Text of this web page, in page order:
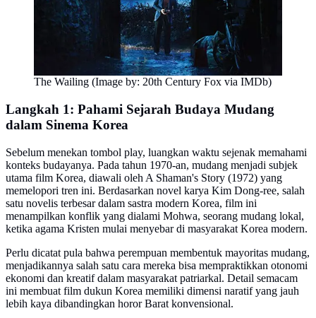
The Wailing (Image by: 20th Century Fox via IMDb)
Langkah 1: Pahami Sejarah Budaya Mudang
dalam Sinema Korea
Sebelum menekan tombol play, luangkan waktu sejenak memahami
konteks budayanya. Pada tahun 1970-an, mudang menjadi subjek
utama film Korea, diawali oleh A Shaman's Story (1972) yang
memelopori tren ini. Berdasarkan novel karya Kim Dong-ree, salah
satu novelis terbesar dalam sastra modern Korea, film ini
menampilkan konflik yang dialami Mohwa, seorang mudang lokal,
ketika agama Kristen mulai menyebar di masyarakat Korea modern.
Perlu dicatat pula bahwa perempuan membentuk mayoritas mudang,
menjadikannya salah satu cara mereka bisa mempraktikkan otonomi
ekonomi dan kreatif dalam masyarakat patriarkal. Detail semacam
ini membuat film dukun Korea memiliki dimensi naratif yang jauh
lebih kaya dibandingkan horor Barat konvensional.